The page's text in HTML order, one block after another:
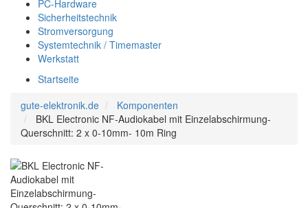
PC-Hardware
Sicherheitstechnik
Stromversorgung
Systemtechnik / Timemaster
Werkstatt
Startseite
gute-elektronik.de
Komponenten
BKL Electronic NF-Audiokabel mit Einzelabschirmung-
Querschnitt: 2 x 0-10mm- 10m Ring